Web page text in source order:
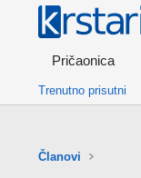
Pričaonica
Trenutno prisutni
Članovi